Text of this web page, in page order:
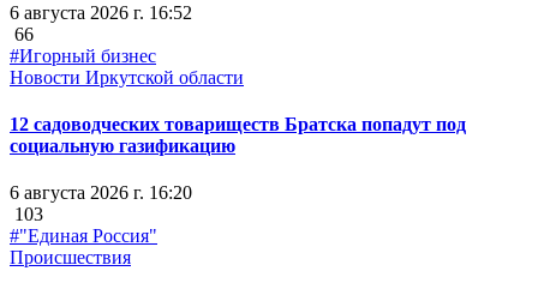
6 августа 2026 г. 16:52
66
#Игорный бизнес
Новости Иркутской области
12 садоводческих товариществ Братска попадут под
социальную газификацию
6 августа 2026 г. 16:20
103
#"Единая Россия"
Происшествия